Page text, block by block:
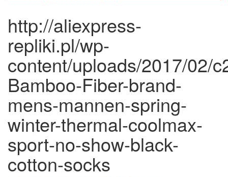
http://aliexpress-
repliki.pl/wp-
content/uploads/2017/02/
Bamboo-Fiber-brand-
mens-mannen-spring-
winter-thermal-coolmax-
sport-no-show-black-
cotton-socks